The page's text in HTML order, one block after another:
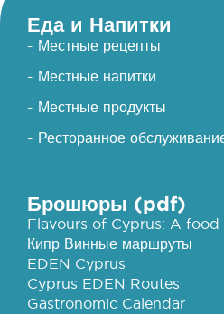
Еда и Напитки
- Местные рецепты
- Местные напитки
- Местные продукты
- Ресторанное
Брошюры (pdf)
Flavours of Cyprus: A
Кипр Винные маршруты
EDEN Cyprus
Cyprus EDEN Routes
Gastronomic Calendar